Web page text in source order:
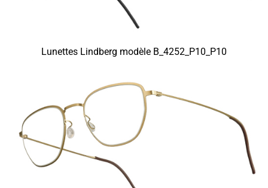
Lunettes Lindberg modèle B_4252_P10_P10